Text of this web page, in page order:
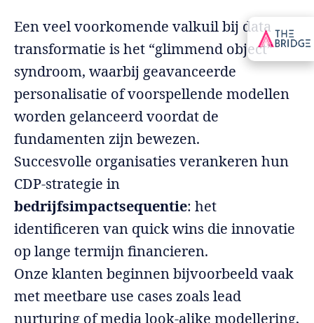
Een veel voorkomende valkuil bij data
transformatie is het “glimmend object”
syndroom, waarbij geavanceerde
personalisatie of voorspellende modellen
worden gelanceerd voordat de
fundamenten zijn bewezen.
Succesvolle organisaties verankeren hun
CDP-strategie in
bedrijfsimpactsequentie: het
identificeren van quick wins die innovatie
op lange termijn financieren.
Onze klanten beginnen bijvoorbeeld vaak
met meetbare use cases zoals lead
nurturing of media look-alike modellering,